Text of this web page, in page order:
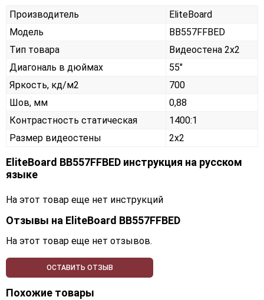
Производитель
EliteBoard
Модель
BB557FFBED
Тип товара
Видеостена 2х2
Диагональ в дюймах
55"
Яркость, кд/м2
700
Шов, мм
0,88
Контрастность статическая
1400:1
Размер видеостены
2x2
EliteBoard BB557FFBED инструкция на русском
языке
На этот товар еще нет инструкций
Отзывы на EliteBoard BB557FFBED
На этот товар еще нет отзывов.
ОСТАВИТЬ ОТЗЫВ
Похожие товары